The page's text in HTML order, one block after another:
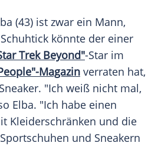
(43) ist zwar ein Mann,
Schuhtick könnte der einer
Trek Beyond"-Star im
Magazin verraten hat,
Sneaker. "Ich weiß nicht mal,
Elba. "Ich habe einen
Kleiderschränken und die
Sportschuhen und Sneakern